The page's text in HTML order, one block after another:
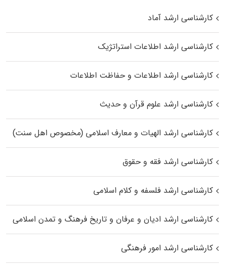
کارشناسی ارشد آماد
کارشناسی ارشد اطلاعات استراتژیک
کارشناسی ارشد اطلاعات و حفاظت اطلاعات
کارشناسی ارشد علوم قرآن و حدیث
کارشناسی ارشد الهیات و معارف اسلامی (مخصوص اهل سنت)
کارشناسی ارشد فقه و حقوق
کارشناسی ارشد فلسفه و کلام اسلامی
کارشناسی ارشد ادیان و عرفان و تاریخ فرهنگ و تمدن اسلامی
کارشناسی ارشد امور فرهنگی